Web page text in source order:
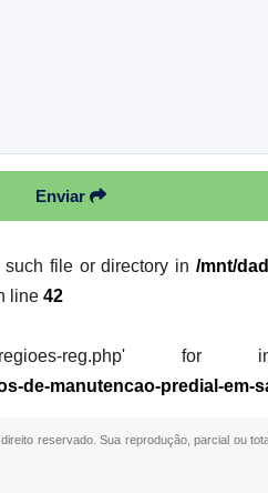
Enviar
file or directory in /mnt/
line42
reg.php' for
de-manutencao-predial-em-
reservado. Sua reprodução, parcial ou